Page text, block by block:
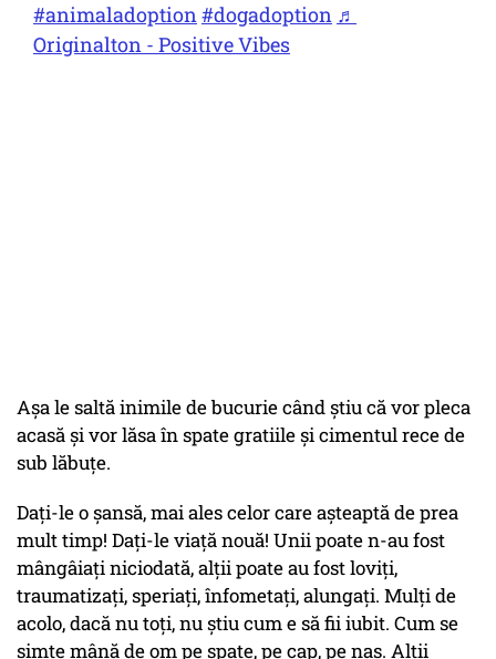
#animaladoption#dogadoption ♬
Originalton - Positive Vibes
Așa le saltă inimile de bucurie când știu că vor pleca
acasă și vor lăsa în spate gratiile și cimentul rece de
sub lăbuțe.
Dați-le o șansă, mai ales celor care așteaptă de prea
mult timp! Dați-le viață nouă! Unii poate n-au fost
mângâiați niciodată, alții poate au fost loviți,
traumatizați, speriați, înfometați, alungați. Mulți de
acolo, dacă nu toți, nu știu cum e să fii iubit. Cum se
simte mână de om pe spate, pe cap, pe nas. Alții